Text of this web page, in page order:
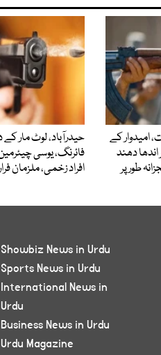
امیدوار کے
دھند
طور پر
حیدرآباد، لوٹ مار کے
افراد زخمی، ملزمان
Showbiz News in Urdu
Sports News in Urdu
International News in
Urdu
Business News in Urdu
Urdu Magazine